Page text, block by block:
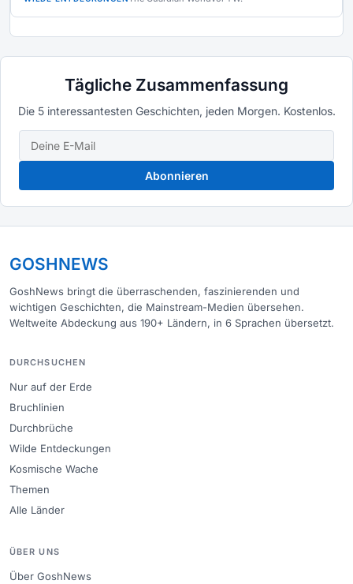
Tägliche Zusammenfassung
Die 5 interessantesten Geschichten, jeden Morgen. Kostenlos.
Abonnieren
GOSHNEWS
GoshNews bringt die überraschenden, faszinierenden und
wichtigen Geschichten, die Mainstream-Medien übersehen.
Weltweite Abdeckung aus 190+ Ländern, in 6 Sprachen übersetzt.
DURCHSUCHEN
Nur auf der Erde
Bruchlinien
Durchbrüche
Wilde Entdeckungen
Kosmische Wache
Themen
Alle Länder
ÜBER UNS
Über GoshNews